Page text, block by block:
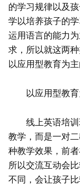
的学习规律以及
学以培养孩子的
运用语言的能力
求，所以就这两
以应用型教育为
以应用型教育
线上英语培训
教学，而是一对
种教学效果，前
所以交流互动会
不同，会让孩子